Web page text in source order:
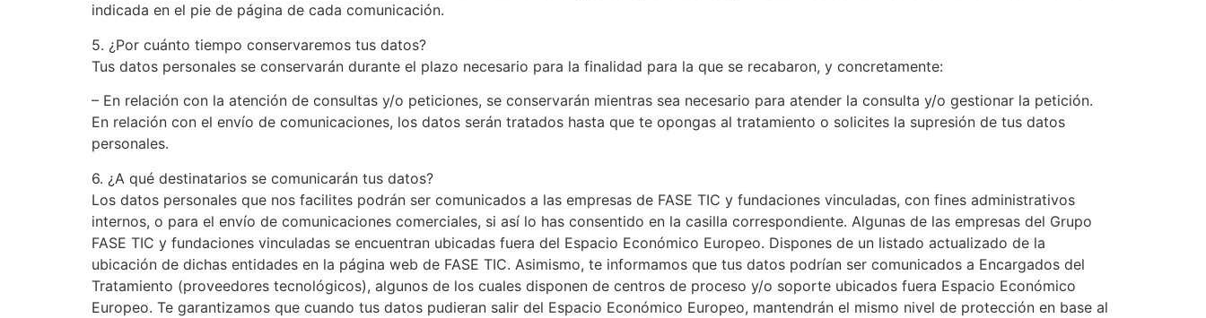
indicada en el pie de página de cada comunicación.
5. ¿Por cuánto tiempo conservaremos tus datos?
Tus datos personales se conservarán durante el plazo necesario para la finalidad para la que se recabaron, y concretamente:
– En relación con la atención de consultas y/o peticiones, se conservarán mientras sea necesario para atender la consulta y/o gestionar la petición.
En relación con el envío de comunicaciones, los datos serán tratados hasta que te opongas al tratamiento o solicites la supresión de tus datos
personales.
6. ¿A qué destinatarios se comunicarán tus datos?
Los datos personales que nos facilites podrán ser comunicados a las empresas de FASE TIC y fundaciones vinculadas, con fines administrativos
internos, o para el envío de comunicaciones comerciales, si así lo has consentido en la casilla correspondiente. Algunas de las empresas del Grupo
FASE TIC y fundaciones vinculadas se encuentran ubicadas fuera del Espacio Económico Europeo. Dispones de un listado actualizado de la
ubicación de dichas entidades en la página web de FASE TIC. Asimismo, te informamos que tus datos podrían ser comunicados a Encargados del
Tratamiento (proveedores tecnológicos), algunos de los cuales disponen de centros de proceso y/o soporte ubicados fuera Espacio Económico
Europeo. Te garantizamos que cuando tus datos pudieran salir del Espacio Económico Europeo, mantendrán el mismo nivel de protección en base al